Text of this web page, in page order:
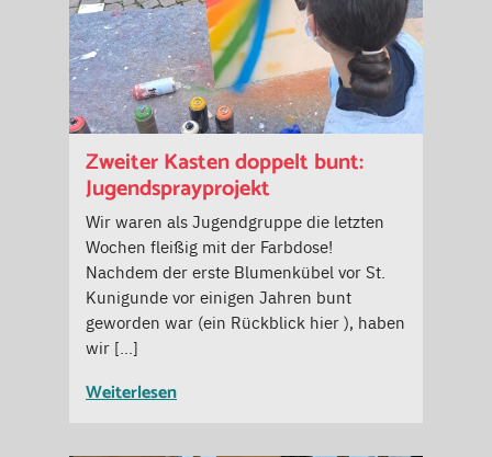
Zweiter Kasten doppelt bunt:
Jugendsprayprojekt
Wir waren als Jugendgruppe die letzten
Wochen fleißig mit der Farbdose!
Nachdem der erste Blumenkübel vor St.
Kunigunde vor einigen Jahren bunt
geworden war (ein Rückblick hier ), haben
wir […]
Weiterlesen